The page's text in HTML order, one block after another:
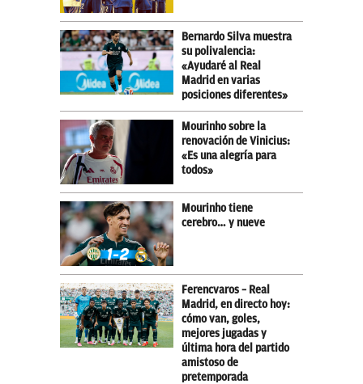
Bernardo Silva muestra
su polivalencia:
«Ayudaré al Real
Madrid en varias
posiciones diferentes»
Mourinho sobre la
renovación de Vinicius:
«Es una alegría para
todos»
Mourinho tiene
cerebro… y nueve
Ferencvaros – Real
Madrid, en directo hoy:
cómo van, goles,
mejores jugadas y
última hora del partido
amistoso de
pretemporada